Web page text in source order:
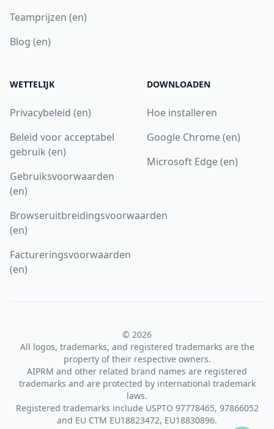
Teamprijzen (en)
Blog (en)
WETTELIJK
Privacybeleid (en)
Beleid voor acceptabel
gebruik (en)
Gebruiksvoorwaarden
(en)
Browseruitbreidingsvoorwaarden
(en)
Factureringsvoorwaarden
(en)
DOWNLOADEN
Hoe installeren
Google Chrome (en)
Microsoft Edge (en)
© 2026
All logos, trademarks, and registered trademarks are the
property of their respective owners.
AIPRM and other related brand names are registered
trademarks and are protected by international trademark
laws.
Registered trademarks include USPTO 97778465, 97866052
and EU CTM EU18823472, EU18830896.